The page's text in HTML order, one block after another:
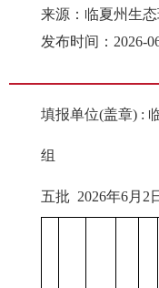
来源：临夏州生
发布时间：2026-
填报单位(盖章) :
五批 2026年6月2